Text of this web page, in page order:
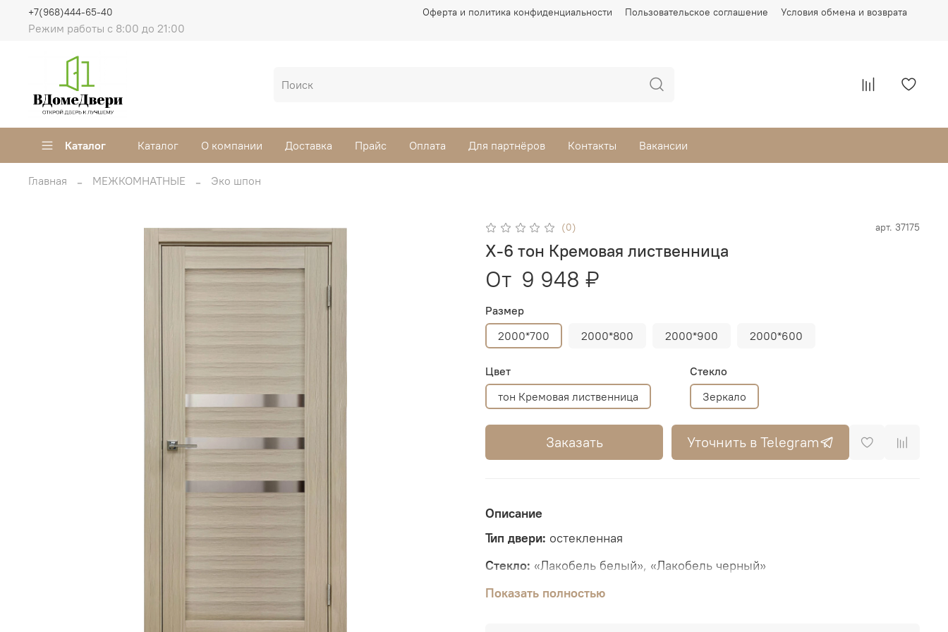
Оферта и политика конфиденциальности Пользовательское соглашение Условия обмена и возврата
Режим работы с 8:00 до 21:00
+7(968)444-65-40
Каталог Каталог О компании Доставка Прайс Оплата Для партнёров Контакты Вакансии
Главная МЕЖКОМНАТНЫЕ Эко шпон
(0) арт. 37175
X-6 тон Кремовая лиственница
От 9 948 ₽
Размер
2000*700
2000*800 2000*900 2000*600
Цвет
тон Кремовая лиственница
Стекло
Зеркало
Заказать Уточнить в Telegram
Описание
Тип двери: остекленная
Стекло: «Лакобель белый», «Лакобель черный»
Толщина полотна:36 мм
Показать полностью